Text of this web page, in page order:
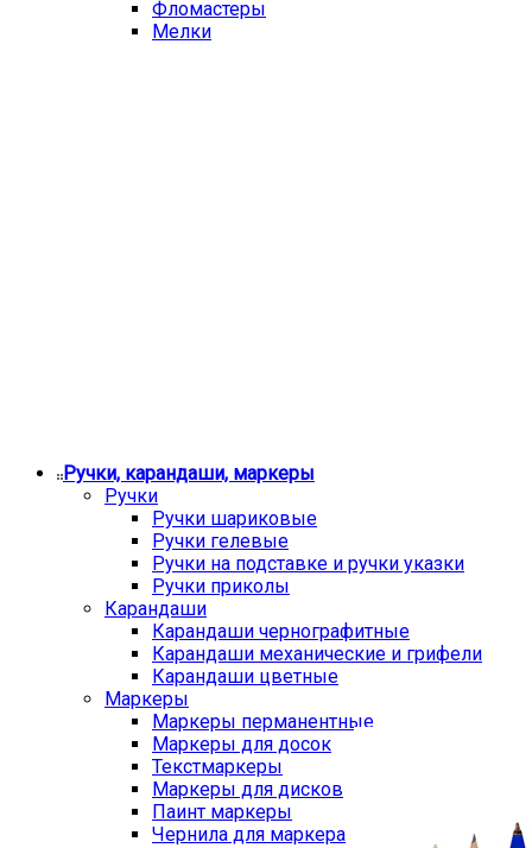
Фломастеры
Мелки
Ручки, карандаши, маркеры
Ручки
Ручки шариковые
Ручки гелевые
Ручки на подставке и ручки указки
Ручки приколы
Карандаши
Карандаши чернографитные
Карандаши механические и грифели
Карандаши цветные
Маркеры
Маркеры перманентные
Маркеры для досок
Текстмаркеры
Маркеры для дисков
Паинт маркеры
Чернила для маркера